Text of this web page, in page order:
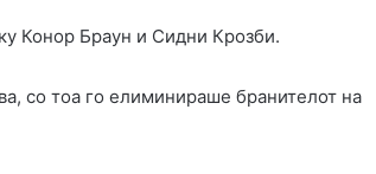
Конор Браун и Сидни Крозби.
со тоа го елиминираше бранителот на